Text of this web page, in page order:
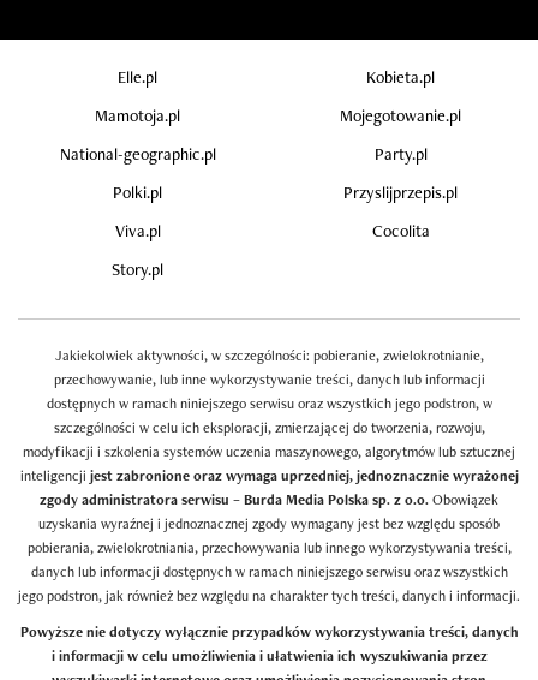
Elle.pl
Kobieta.pl
Mamotoja.pl
Mojegotowanie.pl
National-geographic.pl
Party.pl
Polki.pl
Przyslijprzepis.pl
Viva.pl
Cocolita
Story.pl
Jakiekolwiek aktywności, w szczególności: pobieranie, zwielokrotnianie,
przechowywanie, lub inne wykorzystywanie treści, danych lub informacji
dostępnych w ramach niniejszego serwisu oraz wszystkich jego podstron, w
szczególności w celu ich eksploracji, zmierzającej do tworzenia, rozwoju,
modyfikacji i szkolenia systemów uczenia maszynowego, algorytmów lub sztucznej
inteligencji jest zabronione oraz wymaga uprzedniej, jednoznacznie wyrażonej
zgody administratora serwisu – Burda Media Polska sp. z o.o.Obowiązek
uzyskania wyraźnej i jednoznacznej zgody wymagany jest bez względu sposób
pobierania, zwielokrotniania, przechowywania lub innego wykorzystywania treści,
danych lub informacji dostępnych w ramach niniejszego serwisu oraz wszystkich
jego podstron, jak również bez względu na charakter tych treści, danych i informacji.
Powyższe nie dotyczy wyłącznie przypadków wykorzystywania treści, danych
i informacji w celu umożliwienia i ułatwienia ich wyszukiwania przez